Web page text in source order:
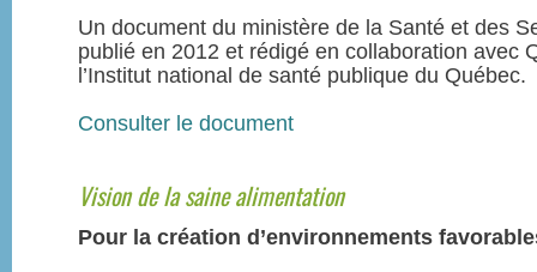
Un document du ministère de la Santé et des
publié en 2012 et rédigé en collaboration avec
l’Institut national de santé publique du Québec.
Consulter le document
Vision de la saine alimentation
Pour la création d’environnements